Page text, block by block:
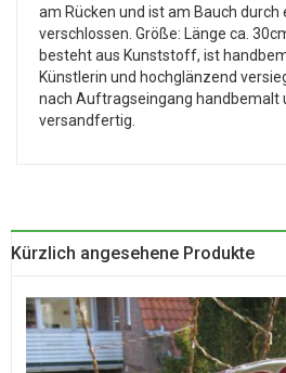
am Rücken und ist am Bauch durch
verschlossen. Größe: Länge ca.
besteht aus Kunststoff, ist
Künstlerin und hochglänzend
nach Auftragseingang handbemalt
versandfertig.
Kürzlich angesehene Produkte